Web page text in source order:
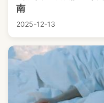
南
2025-12-13